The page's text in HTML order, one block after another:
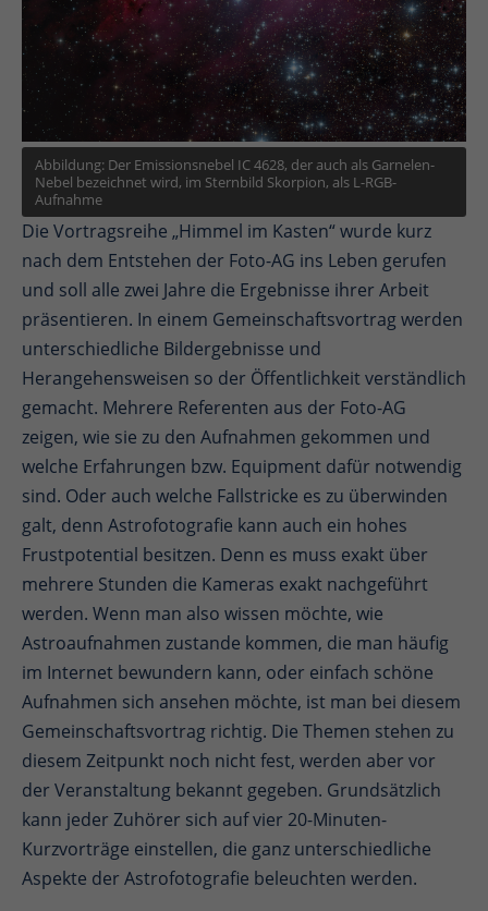
Abbildung: Der Emissionsnebel IC 4628, der auch als Garnelen-
Nebel bezeichnet wird, im Sternbild Skorpion, als L-RGB-
Aufnahme
Die Vortragsreihe „Himmel im Kasten“ wurde kurz
nach dem Entstehen der Foto-AG ins Leben gerufen
und soll alle zwei Jahre die Ergebnisse ihrer Arbeit
präsentieren. In einem Gemeinschaftsvortrag werden
unterschiedliche Bildergebnisse und
Herangehensweisen so der Öffentlichkeit verständlich
gemacht. Mehrere Referenten aus der Foto-AG
zeigen, wie sie zu den Aufnahmen gekommen und
welche Erfahrungen bzw. Equipment dafür notwendig
sind. Oder auch welche Fallstricke es zu überwinden
galt, denn Astrofotografie kann auch ein hohes
Frustpotential besitzen. Denn es muss exakt über
mehrere Stunden die Kameras exakt nachgeführt
werden. Wenn man also wissen möchte, wie
Astroaufnahmen zustande kommen, die man häufig
im Internet bewundern kann, oder einfach schöne
Aufnahmen sich ansehen möchte, ist man bei diesem
Gemeinschaftsvortrag richtig. Die Themen stehen zu
diesem Zeitpunkt noch nicht fest, werden aber vor
der Veranstaltung bekannt gegeben. Grundsätzlich
kann jeder Zuhörer sich auf vier 20-Minuten-
Kurzvorträge einstellen, die ganz unterschiedliche
Aspekte der Astrofotografie beleuchten werden.